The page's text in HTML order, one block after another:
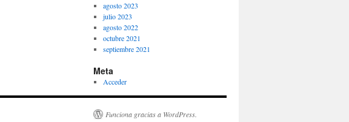
agosto 2023
julio 2023
agosto 2022
octubre 2021
septiembre 2021
Meta
Acceder
Funciona gracias a WordPress.